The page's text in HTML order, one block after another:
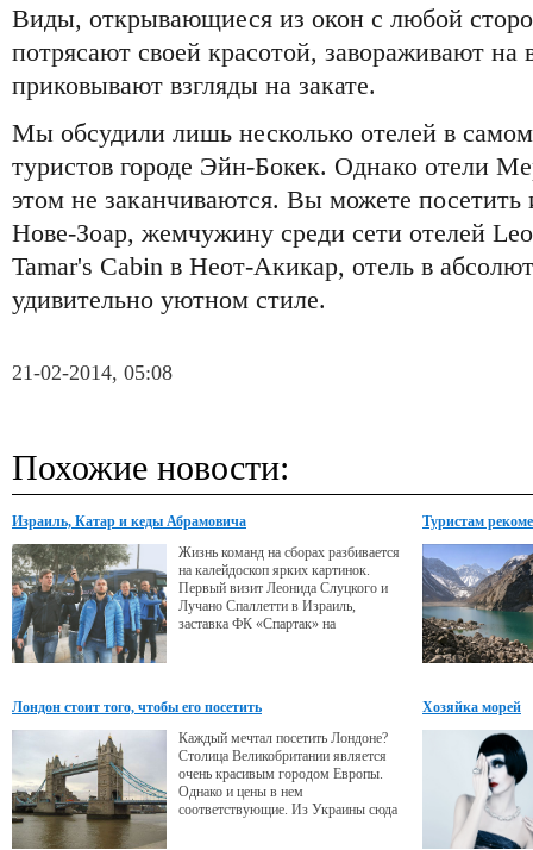
Виды, открывающиеся из окон с любой
потрясают своей красотой, завораживают на
приковывают взгляды на закате.
Мы обсудили лишь несколько отелей в
туристов городе Эйн-Бокек. Однако отели
этом не заканчиваются. Вы можете посетить
Нове-Зоар, жемчужину среди сети отелей
Tamar's Cabin в Неот-Акикар, отель в
удивительно уютном стиле.
21-02-2014, 05:08
Похожие новости:
Израиль, Катар и кеды Абрамовича
Жизнь команд на сборах разбивается
на калейдоскоп ярких картинок.
Первый визит Леонида Слуцкого и
Лучано Спаллетти в Израиль,
заставка ФК «Спартак» на
Туристам
Лондон стоит того, чтобы его посетить
Каждый мечтал посетить Лондоне?
Столица Великобритании является
очень красивым городом Европы.
Однако и цены в нем
соответствующие. Из Украины сюда
Хозяйка морей